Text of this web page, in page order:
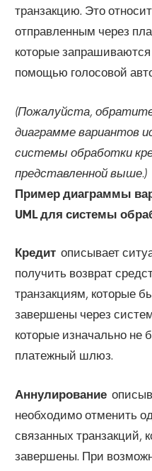
транзакцию. Это
отправленным через
которые
помощью голосовой
(Пожалуйста,
диаграмме вариантов
системы обработки
представленной выше.)
Пример диаграммы
UML для системы
Кредит описывает
получить возврат
транзакциям, которые
завершены через
которые изначально не
платежный шлюз.
Аннулирование
необходимо отменить
связанных транзакций,
завершены. При